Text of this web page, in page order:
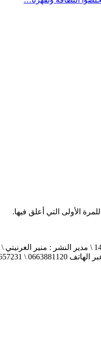
الأولى التي أعلق فيها.